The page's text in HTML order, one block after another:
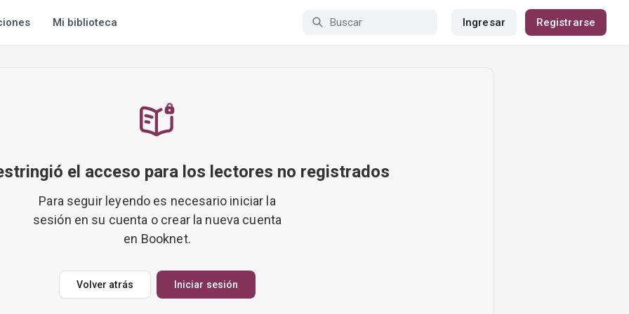
Mi biblioteca Ingresar Registrarse
el acceso para los lectores no registrados
Para seguir leyendo es necesario iniciar la
sesión en su cuenta o crear la nueva cuenta
en Booknet.
Volver atrás Iniciar sesión